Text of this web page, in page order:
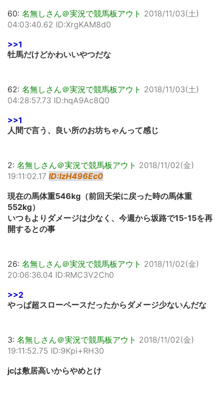
60: 名無しさん＠実況で競馬板アウト 2018/11/03(土)
04:03:40.62 ID:XrgKAM8d0
>>1
牡馬だけどかわいいやつだな
62: 名無しさん＠実況で競馬板アウト 2018/11/03(土)
04:28:57.73 ID:hqA9Ac8Q0
>>1
人間で言う、良い所のお坊ちゃんって感じ
2: 名無しさん＠実況で競馬板アウト 2018/11/02(金)
19:11:02.17 ID:IzH496Ec0
現在の馬体重546kg（前回天栄に戻った時の馬体重
552kg）
いつもよりダメージは少なく、今週から坂路で15-15を再
開するとの事
26: 名無しさん＠実況で競馬板アウト 2018/11/02(金)
20:06:36.04 ID:RMC3V2Ch0
>>2
やっぱ超スローペースだったからダメージ少ないんだな
3: 名無しさん＠実況で競馬板アウト 2018/11/02(金)
19:11:52.75 ID:9Kpi+RH30
jcは敷居高いからやめとけ